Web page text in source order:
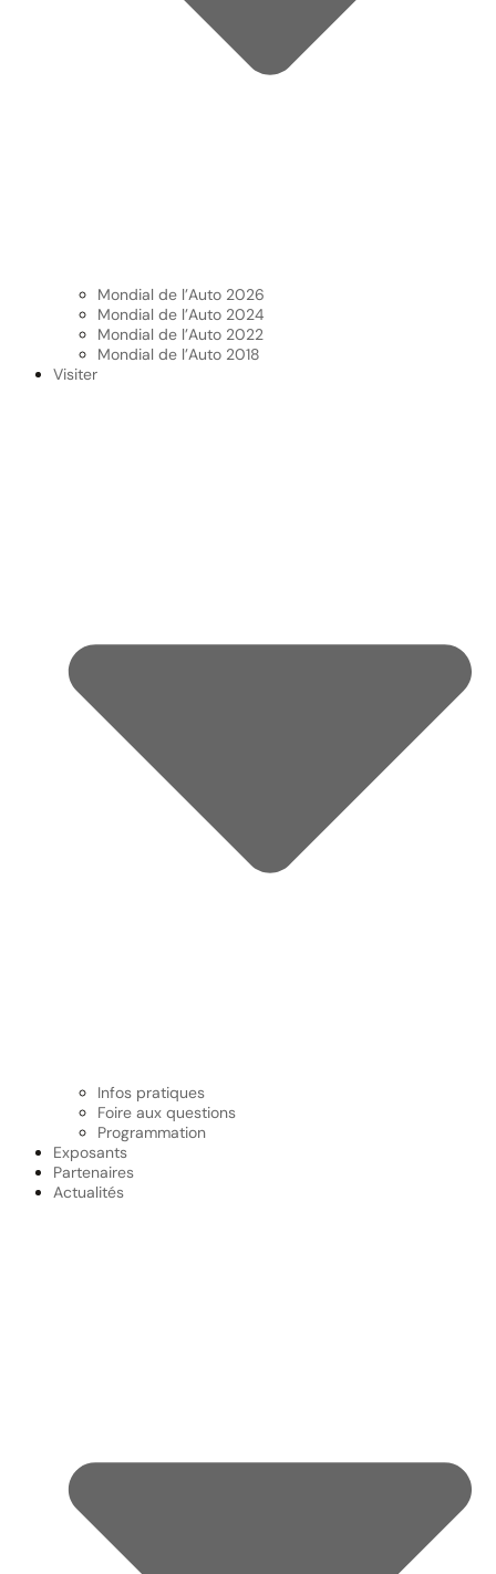
Mondial de l’Auto 2026
Mondial de l’Auto 2024
Mondial de l’Auto 2022
Mondial de l’Auto 2018
Visiter
Infos pratiques
Foire aux questions
Programmation
Exposants
Partenaires
Actualités